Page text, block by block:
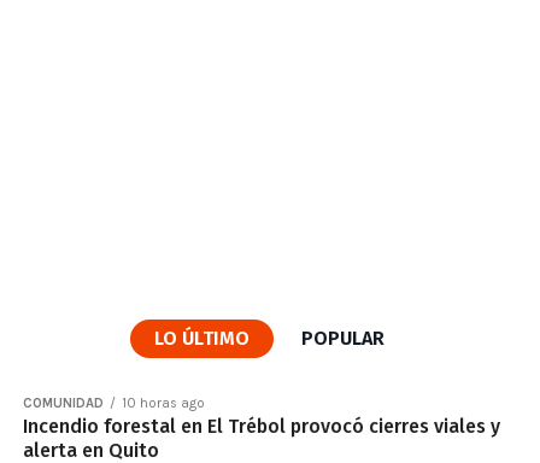
LO ÚLTIMO POPULAR
COMUNIDAD 10 horas ago
Incendio forestal en El Trébol provocó cierres viales y
alerta en Quito